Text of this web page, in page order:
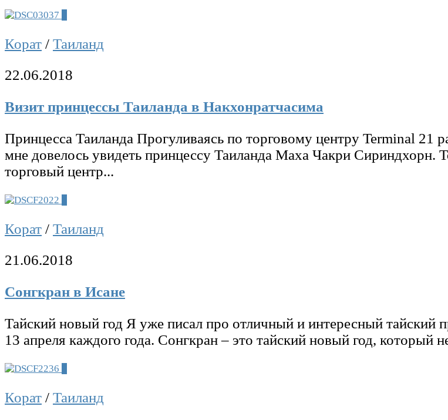
Корат / Таиланд
22.06.2018
Визит принцессы Таиланда в Накхонратчасима
Принцесса Таиланда Прогуливаясь по торговому центру Terminal 21
мне довелось увидеть принцессу Таиланда Маха Чакри Сириндхорн.
торговый центр...
Корат / Таиланд
21.06.2018
Сонгкран в Исане
Тайский новый год Я уже писал про отличный и интересный тайский
13 апреля каждого года. Сонгкран – это тайский новый год, который
Корат / Таиланд